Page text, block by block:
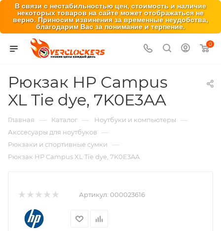
В связи с нестабильностью цен, стоимость и наличие
некоторых товаров на сайте может отображаться не
верно. Приносим извинения за временные неудобства,
благодарим Вас за понимание и терпение.
0
Рюкзак HP Campus
XL Tie dye, 7K0E3AA
Главная — Каталог — Ноутбуки и компьютеры —
Акссесуары для ноутбуков —
Рюкзаки и спортивные сумки —
Рюкзак HP Campus XL Tie dye, 7K0E3AA
Артикул: 000023616